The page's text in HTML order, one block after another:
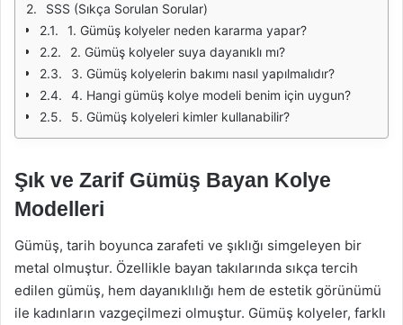
SSS (Sıkça Sorulan Sorular)
1. Gümüş kolyeler neden kararma yapar?
2. Gümüş kolyeler suya dayanıklı mı?
3. Gümüş kolyelerin bakımı nasıl yapılmalıdır?
4. Hangi gümüş kolye modeli benim için uygun?
5. Gümüş kolyeleri kimler kullanabilir?
Şık ve Zarif Gümüş Bayan Kolye
Modelleri
Gümüş, tarih boyunca zarafeti ve şıklığı simgeleyen bir
metal olmuştur. Özellikle bayan takılarında sıkça tercih
edilen gümüş, hem dayanıklılığı hem de estetik görünümü
ile kadınların vazgeçilmezi olmuştur. Gümüş kolyeler, farklı